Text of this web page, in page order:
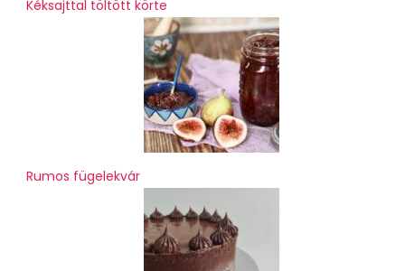
Kéksajttal töltött körte
Rumos fügelekvár